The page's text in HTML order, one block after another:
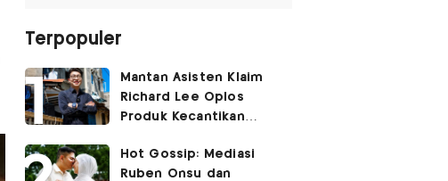
Terpopuler
Mantan Asisten Klaim
Richard Lee Oplos
Produk Kecantikan
ke Ani-Ani
Hot Gossip: Mediasi
Ruben Onsu dan